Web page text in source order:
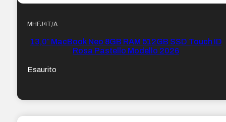
MHFJ4T/A
13,0″ MacBook Neo 8GB RAM 512GB SSD Touch ID
Rosa Pastello Modello 2026
Esaurito